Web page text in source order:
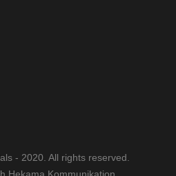
- 2020. All rights reserved.